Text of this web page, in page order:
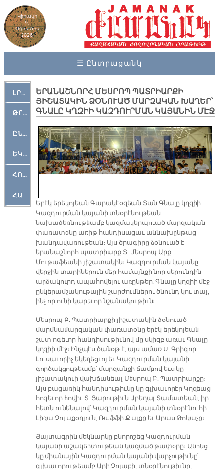
Կիրակի
9,
Օգոստոս
2026
☰ Ընտրացանկ
ԼՐԱՀՈՍ
ԹՐՔԱՀԱՅ ԿԵԱՆՔ
ԸՆԿԵՐԱՄՇԱԿՈՒԹԱՅԻՆ
ԵԿԵՂԵՑԱԿԱՆ
ՀՈԳԵՄՏԱՒՈՐ
ՀԱՐԹԱԿ
ԵՐԱՆԱՇՆՈՐՀ ՄԵՍՐՈՊ ՊԱՏՐԻԱՐՔԻ
ՅԻՇԱՏԱԿԻՆ ՁՕՆՈՒԱԾ ՄԱՐԶԱԿԱՆ ԽԱՂԵՐ՝
ԳՆԱԼԸ ԿՂԶԻԻ ԿԱԶԴՈՒՐՄԱՆ ԿԱՅԱՆԻՆ ՄԷՋ
Երէկ երեկոյեան Գարակէօզեան Տան Գնալը կղզիի
Կազդուրման կայանի տնօրէնութեան
նախաձեռնութեամբ կազմակերպուած մարզական
փառատօնը առիթ հանդիսացաւ աննախընթաց
խանդավառութեան։ Այս ծրագիրը ձօնուած է
երանաշնորհ պատրիարք Տ. Մեսրոպ Արք.
Մութաֆեանի յիշատակին։ Կազդուրման կայանը
վերջին տարիներուն մեր համայնքի նոր սերունդին
արձակուրդ ապահովելու առընթեր, Գնալը կղզիի մէջ
ընկերամշակութային շարժումներու ծնունդ կու տայ,
ինչ որ ունի կարեւոր նշանակութիւն։
Մեսրոպ Բ. Պատրիարքի յիշատակին ձօնուած
մարմնամարզական փառատօնը երէկ երեկոյեան
շատ ոգեւոր հանդիսութիւնով մը սկիզբ առաւ Գնալը
կղզիի մէջ։ Ինչպէս ծանօթ է, այս ամառ Ս. Գրիգոր
Լուսաւորիչ եկեղեցւոյ եւ Կազդուրման կայանի
գործակցութեամբ՝ մարզանքի ճամբով եւս կը
յիշատակուի վախճանեալ Մեսրոպ Բ. Պատրիարքը։
Այս բացառիկ հանդիսութիւնը կը գլխաւորէր Կղզեաց
հոգեւոր հովիւ Տ. Յարութիւն Աբեղայ Տամատեան, իր
հետն ունենալով՝ Կազդուրման կայանի տնօրէնուհի
Լիզա Չոլաքօղլուն, Ռաֆֆի Քալքը եւ Արաս Թոկաչը։
Յայտագրին մեկնարկը բնորոշեց Կազդուրման
կայանի աշակերտութեան կազմած թափօրը։ Անոնց
կը միանային Կազդուրման կայանի վարչութիւնը՝
գլխաւորութեամբ Արի Չոլաքի, տնօրէնութիւնը,